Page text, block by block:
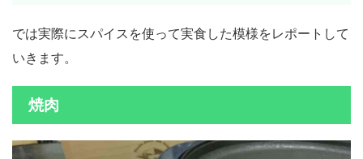
では実際にスパイスを使って実食した模様をレポートして
いきます。
焼肉